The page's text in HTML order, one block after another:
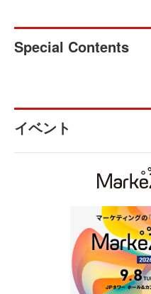
Special Contents
イベント